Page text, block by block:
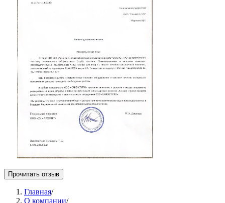
Прочитать отзыв
Главная/
О компании/